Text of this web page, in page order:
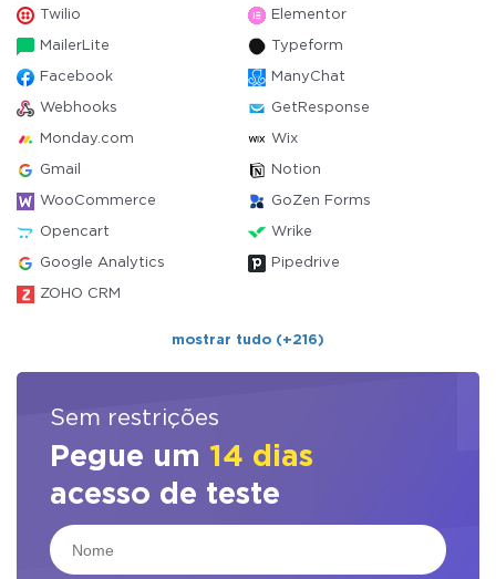
Twilio Elementor
MailerLite Typeform
Facebook ManyChat
Webhooks GetResponse
Monday.com Wix
Gmail Notion
WooCommerce GoZen Forms
Opencart Wrike
Google Analytics Pipedrive
ZOHO CRM
mostrar tudo (+216)
Sem restrições
Pegue um 14 dias
acesso de teste